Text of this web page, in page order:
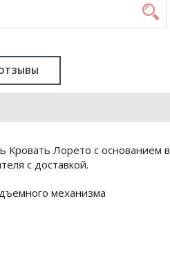
Кровать Лорето с основанием в
с доставкой.
механизма